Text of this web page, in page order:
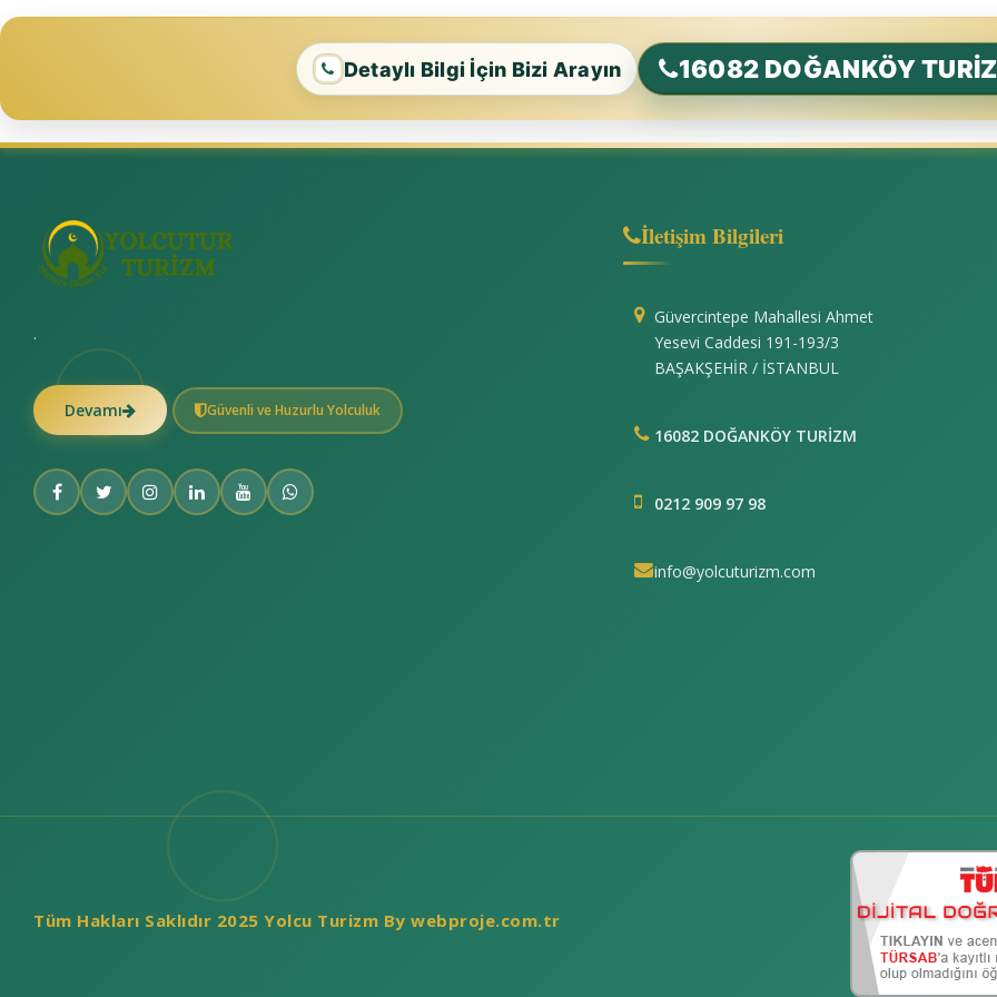
Detaylı Bilgi İçin Bizi Arayın 16082 DOĞANKÖY
.
Devamı Güvenli ve Huzurlu Yolculuk
İletişim Bilgileri
Güvercintepe Mahallesi Ahmet
Yesevi Caddesi 191-193/3
BAŞAKŞEHİR / İSTANBUL
16082 DOĞANKÖY TURİZM
0212 909 97 98
info@yolcuturizm.com
Tüm Hakları Saklıdır 2025 Yolcu Turizm By webproje.com.tr